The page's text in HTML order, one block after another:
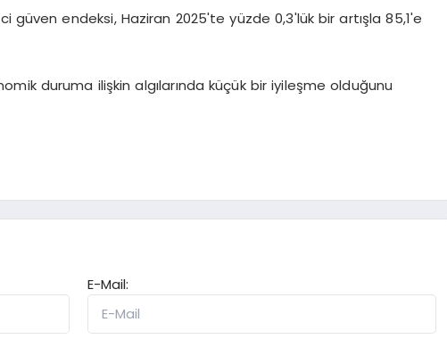
güven endeksi, Haziran 2025'te yüzde 0,3'lük bir artışla 85,1'e
duruma ilişkin algılarında küçük bir iyileşme olduğunu
E-Mail: